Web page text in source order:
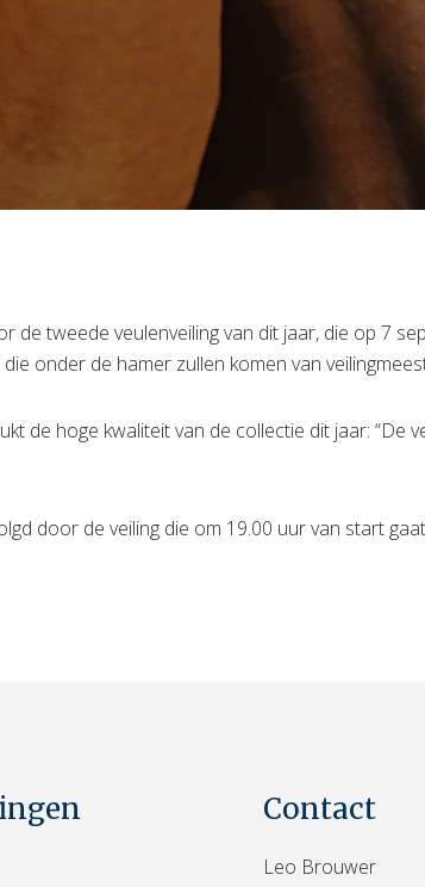
de tweede veulenveiling van dit jaar, die op 7
onder de hamer zullen komen van
de hoge kwaliteit van de collectie dit jaar: “De
door de veiling die om 19.00 uur van start
Contact
Leo Brouwer